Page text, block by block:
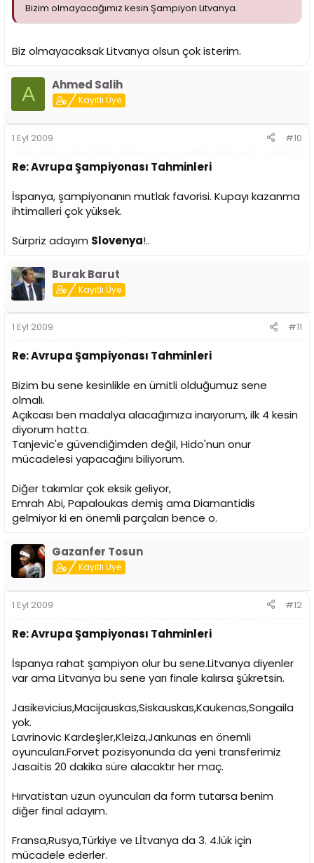
Bizim olmayacağımız kesin Şampiyon Litvanya.
Biz olmayacaksak Litvanya olsun çok isterim.
A Ahmed Salih
Kayıtlı Üye
1 Eyl 2009 #10
Re: Avrupa Şampiyonası Tahminleri
İspanya, şampiyonanın mutlak favorisi. Kupayı kazanma
ihtimalleri çok yüksek.
Sürpriz adayım Slovenya!..
Burak Barut
Kayıtlı Üye
1 Eyl 2009 #11
Re: Avrupa Şampiyonası Tahminleri
Bizim bu sene kesinlikle en ümitli olduğumuz sene
olmalı.
Açıkcası ben madalya alacağımıza inaıyorum, ilk 4 kesin
diyorum hatta.
Tanjevic'e güvendiğimden değil, Hido'nun onur
mücadelesi yapacağını biliyorum.
Diğer takımlar çok eksik geliyor,
Emrah Abi, Papaloukas demiş ama Diamantidis
gelmiyor ki en önemli parçaları bence o.
Gazanfer Tosun
Kayıtlı Üye
1 Eyl 2009 #12
Re: Avrupa Şampiyonası Tahminleri
İspanya rahat şampiyon olur bu sene.Litvanya diyenler
var ama Litvanya bu sene yarı finale kalırsa şükretsin.
Jasikevicius,Macijauskas,Siskauskas,Kaukenas,Songaila
yok.
Lavrinovic Kardeşler,Kleiza,Jankunas en önemli
oyuncuları.Forvet pozisyonunda da yeni transferimiz
Jasaitis 20 dakika süre alacaktır her maç.
Hırvatistan uzun oyuncuları da form tutarsa benim
diğer final adayım.
Fransa,Rusya,Türkiye ve Lİtvanya da 3. 4.lük için
mücadele ederler.